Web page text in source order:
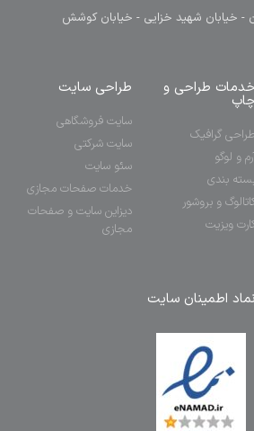
- خیابان شهید خزایی - خیابان کوشش
خدمات طراحی و
چاپ
طراحی گرافیک
و لوگو
بندی
و بروشور
ویزیت
طراحی سایت
سایت فروشگاهی
سایت شرکتی
سئو سایت
خدمات صفحات مجازی
دیزاین سایت و صفحات
مجازی
نماد اطمینان سایت